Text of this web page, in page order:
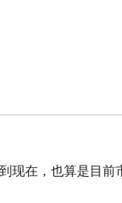
在，也算是目前